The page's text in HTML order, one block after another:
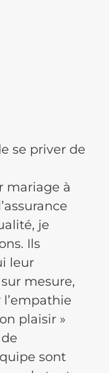
se priver de
mariage à
je
Ils
leur
mesure,
l’empathie
plaisir »
sont